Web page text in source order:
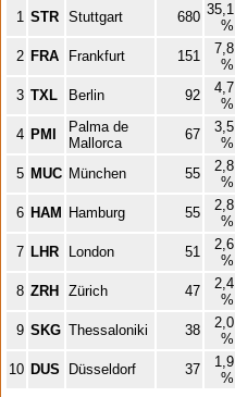
1 STR Stuttgart 680 35,1
%
2 FRA Frankfurt 151
7,8
%
3 TXL Berlin 92
4,7
%
4 PMI
Palma de
Mallorca
67
3,5
%
5 MUC München 55
2,8
%
6 HAM Hamburg 55
2,8
%
7 LHR London 51
2,6
%
8 ZRH Zürich 47
2,4
%
9 SKG Thessaloniki 38
2,0
%
10 DUS Düsseldorf 37
1,9
%